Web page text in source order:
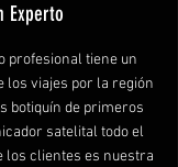
Experto
profesional tiene un
los viajes por la región
botiquín de primeros
satelital todo el
los clientes es nuestra